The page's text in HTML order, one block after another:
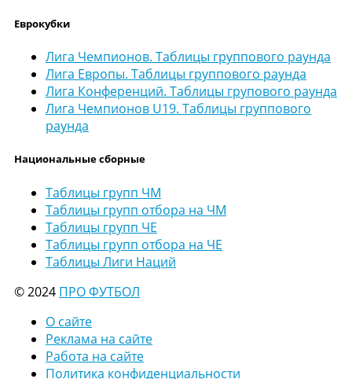
Еврокубки
Лига Чемпионов. Таблицы группового раунда
Лига Европы. Таблицы группового раунда
Лига Конференций. Таблицы групового раунда
Лига Чемпионов U19. Таблицы группового
раунда
Национальные сборные
Таблицы групп ЧМ
Таблицы групп отбора на ЧМ
Таблицы групп ЧЕ
Таблицы групп отбора на ЧЕ
Таблицы Лиги Наций
© 2024 ПРО ФУТБОЛ
О сайте
Реклама на сайте
Работа на сайте
Политика конфиденциальности